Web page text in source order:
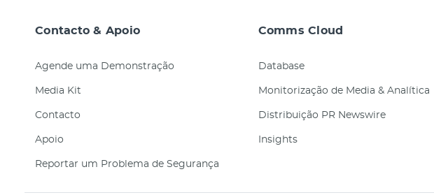
Contacto & Apoio
Agende uma Demonstração
Media Kit
Contacto
Apoio
Reportar um Problema de Segurança
Comms Cloud
Database
Monitorização de Media & Analítica
Distribuição PR Newswire
Insights